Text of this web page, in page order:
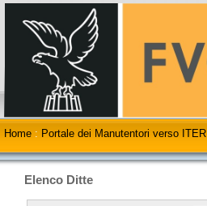
Home : Portale dei Manutentori verso ITER
Elenco Ditte